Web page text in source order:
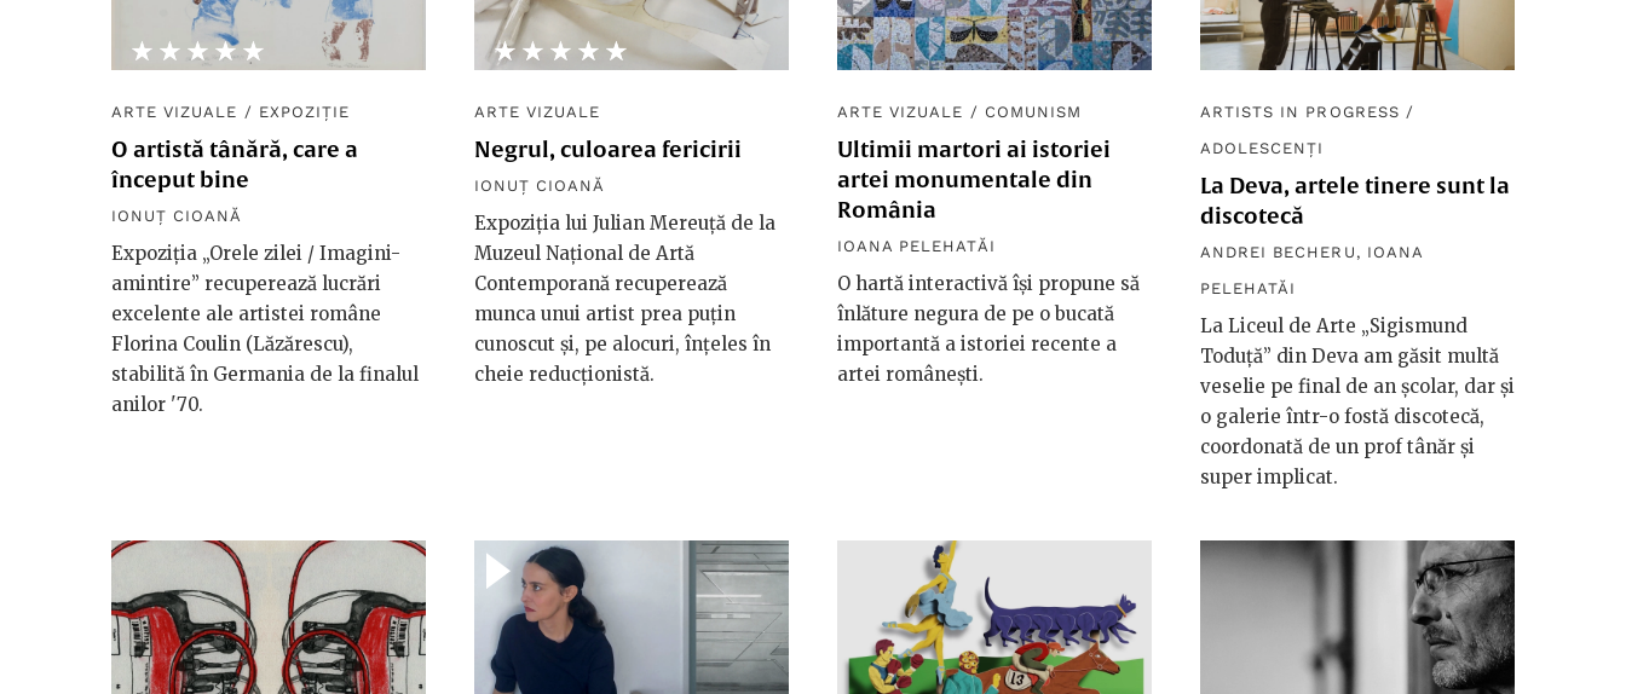
★★★★★
☆☆☆☆☆
ARTE VIZUALE / EXPOZIȚIE
O artistă tânără, care a
început bine
IONUȚ CIOANĂ
Expoziția „Orele zilei / Imagini-
amintire” recuperează lucrări
excelente ale artistei române
Florina Coulin (Lăzărescu),
stabilită în Germania de la finalul
anilor '70.
★★★★★
☆☆☆☆☆
ARTE VIZUALE
Negrul, culoarea fericirii
IONUȚ CIOANĂ
Expoziția lui Julian Mereuță de la
Muzeul Național de Artă
Contemporană recuperează
munca unui artist prea puțin
cunoscut și, pe alocuri, înțeles în
cheie reducționistă.
ARTE VIZUALE / COMUNISM
Ultimii martori ai istoriei
artei monumentale din
România
IOANA PELEHATĂI
O hartă interactivă își propune să
înlăture negura de pe o bucată
importantă a istoriei recente a
artei românești.
ARTISTS IN PROGRESS /
ADOLESCENȚI
La Deva, artele tinere sunt la
discotecă
ANDREI BECHERU , IOANA
PELEHATĂI
La Liceul de Arte „Sigismund
Toduță” din Deva am găsit multă
veselie pe final de an școlar, dar și
o galerie într-o fostă discotecă,
coordonată de un prof tânăr și
super implicat.